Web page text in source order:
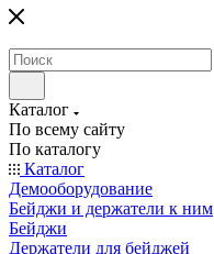
Каталог
По всему сайту
По каталогу
Каталог
Демооборудование
Бейджи и держатели к ним
Бейджи
Держатели для бейджей